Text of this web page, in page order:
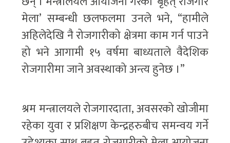
मेला’ सम्बन्धी छलफलमा उनले भने, “हामीले
अहिलेदेखि नै रोजगारीको क्षेत्रमा काम गर्न पाउने
हो भने आगामी १५ वर्षमा बाध्यताले वैदेशिक
रोजगारीमा जाने अवस्थाको अन्त्य हुनेछ ।”
श्रम मन्त्रालयले रोजगारदाता, अवसरको खोजीमा
रहेका युवा र प्रशिक्षण केन्द्रहरुबीच समन्वय गर्ने